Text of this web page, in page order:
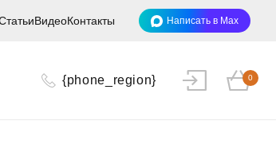
ВидеоКонтакты Написать в Max
{phone_region} 0